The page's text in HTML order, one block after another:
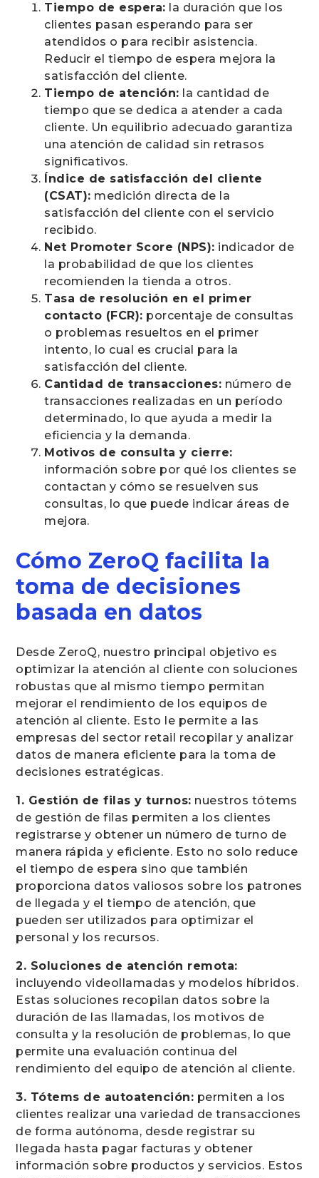
Tiempo de espera: la duración que los
clientes pasan esperando para ser
atendidos o para recibir asistencia.
Reducir el tiempo de espera mejora la
satisfacción del cliente.
Tiempo de atención: la cantidad de
tiempo que se dedica a atender a cada
cliente. Un equilibrio adecuado garantiza
una atención de calidad sin retrasos
significativos.
Índice de satisfacción del cliente
(CSAT): medición directa de la
satisfacción del cliente con el servicio
recibido.
Net Promoter Score (NPS): indicador de
la probabilidad de que los clientes
recomienden la tienda a otros.
Tasa de resolución en el primer
contacto (FCR): porcentaje de consultas
o problemas resueltos en el primer
intento, lo cual es crucial para la
satisfacción del cliente.
Cantidad de transacciones: número de
transacciones realizadas en un período
determinado, lo que ayuda a medir la
eficiencia y la demanda.
Motivos de consulta y cierre:
información sobre por qué los clientes se
contactan y cómo se resuelven sus
consultas, lo que puede indicar áreas de
mejora.
Cómo ZeroQ facilita la
toma de decisiones
basada en datos
Desde ZeroQ, nuestro principal objetivo es
optimizar la atención al cliente con soluciones
robustas que al mismo tiempo permitan
mejorar el rendimiento de los equipos de
atención al cliente. Esto le permite a las
empresas del sector retail recopilar y analizar
datos de manera eficiente para la toma de
decisiones estratégicas.
1. Gestión de filas y turnos: nuestros tótems
de gestión de filas permiten a los clientes
registrarse y obtener un número de turno de
manera rápida y eficiente. Esto no solo reduce
el tiempo de espera sino que también
proporciona datos valiosos sobre los patrones
de llegada y el tiempo de atención, que
pueden ser utilizados para optimizar el
personal y los recursos.
2. Soluciones de atención remota:
incluyendo videollamadas y modelos híbridos.
Estas soluciones recopilan datos sobre la
duración de las llamadas, los motivos de
consulta y la resolución de problemas, lo que
permite una evaluación continua del
rendimiento del equipo de atención al cliente.
3. Tótems de autoatención: permiten a los
clientes realizar una variedad de transacciones
de forma autónoma, desde registrar su
llegada hasta pagar facturas y obtener
información sobre productos y servicios. Estos